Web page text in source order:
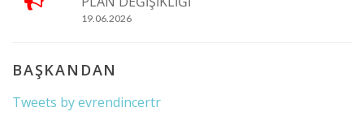
19.06.2026
BAŞKANDAN
Tweets by evrendincertr